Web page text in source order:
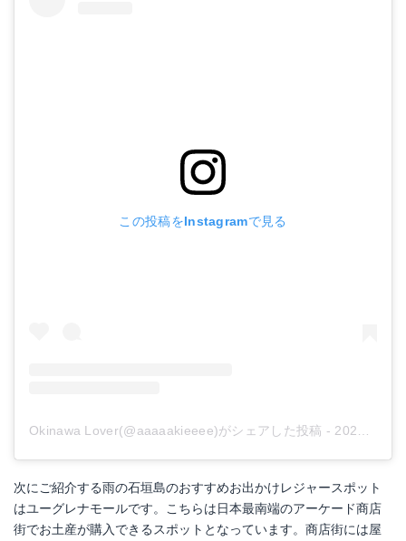
この投稿をInstagramで見る
Okinawa Lover(@aaaaakieeee)がシェアした投稿 - 2020年 3月月29日午前6時12分PDT
次にご紹介する雨の石垣島のおすすめお出かけレジャースポット
はユーグレナモールです。こちらは日本最南端のアーケード商店
街でお土産が購入できるスポットとなっています。商店街には屋